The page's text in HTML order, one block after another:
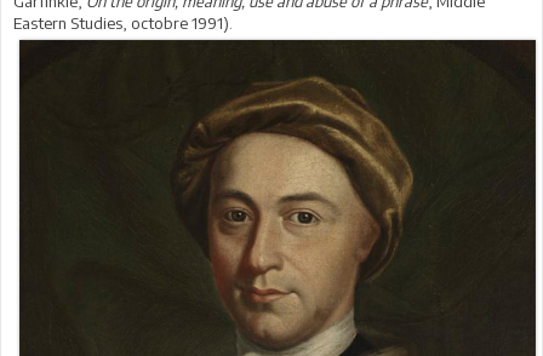
Eastern Studies, octobre 1991).